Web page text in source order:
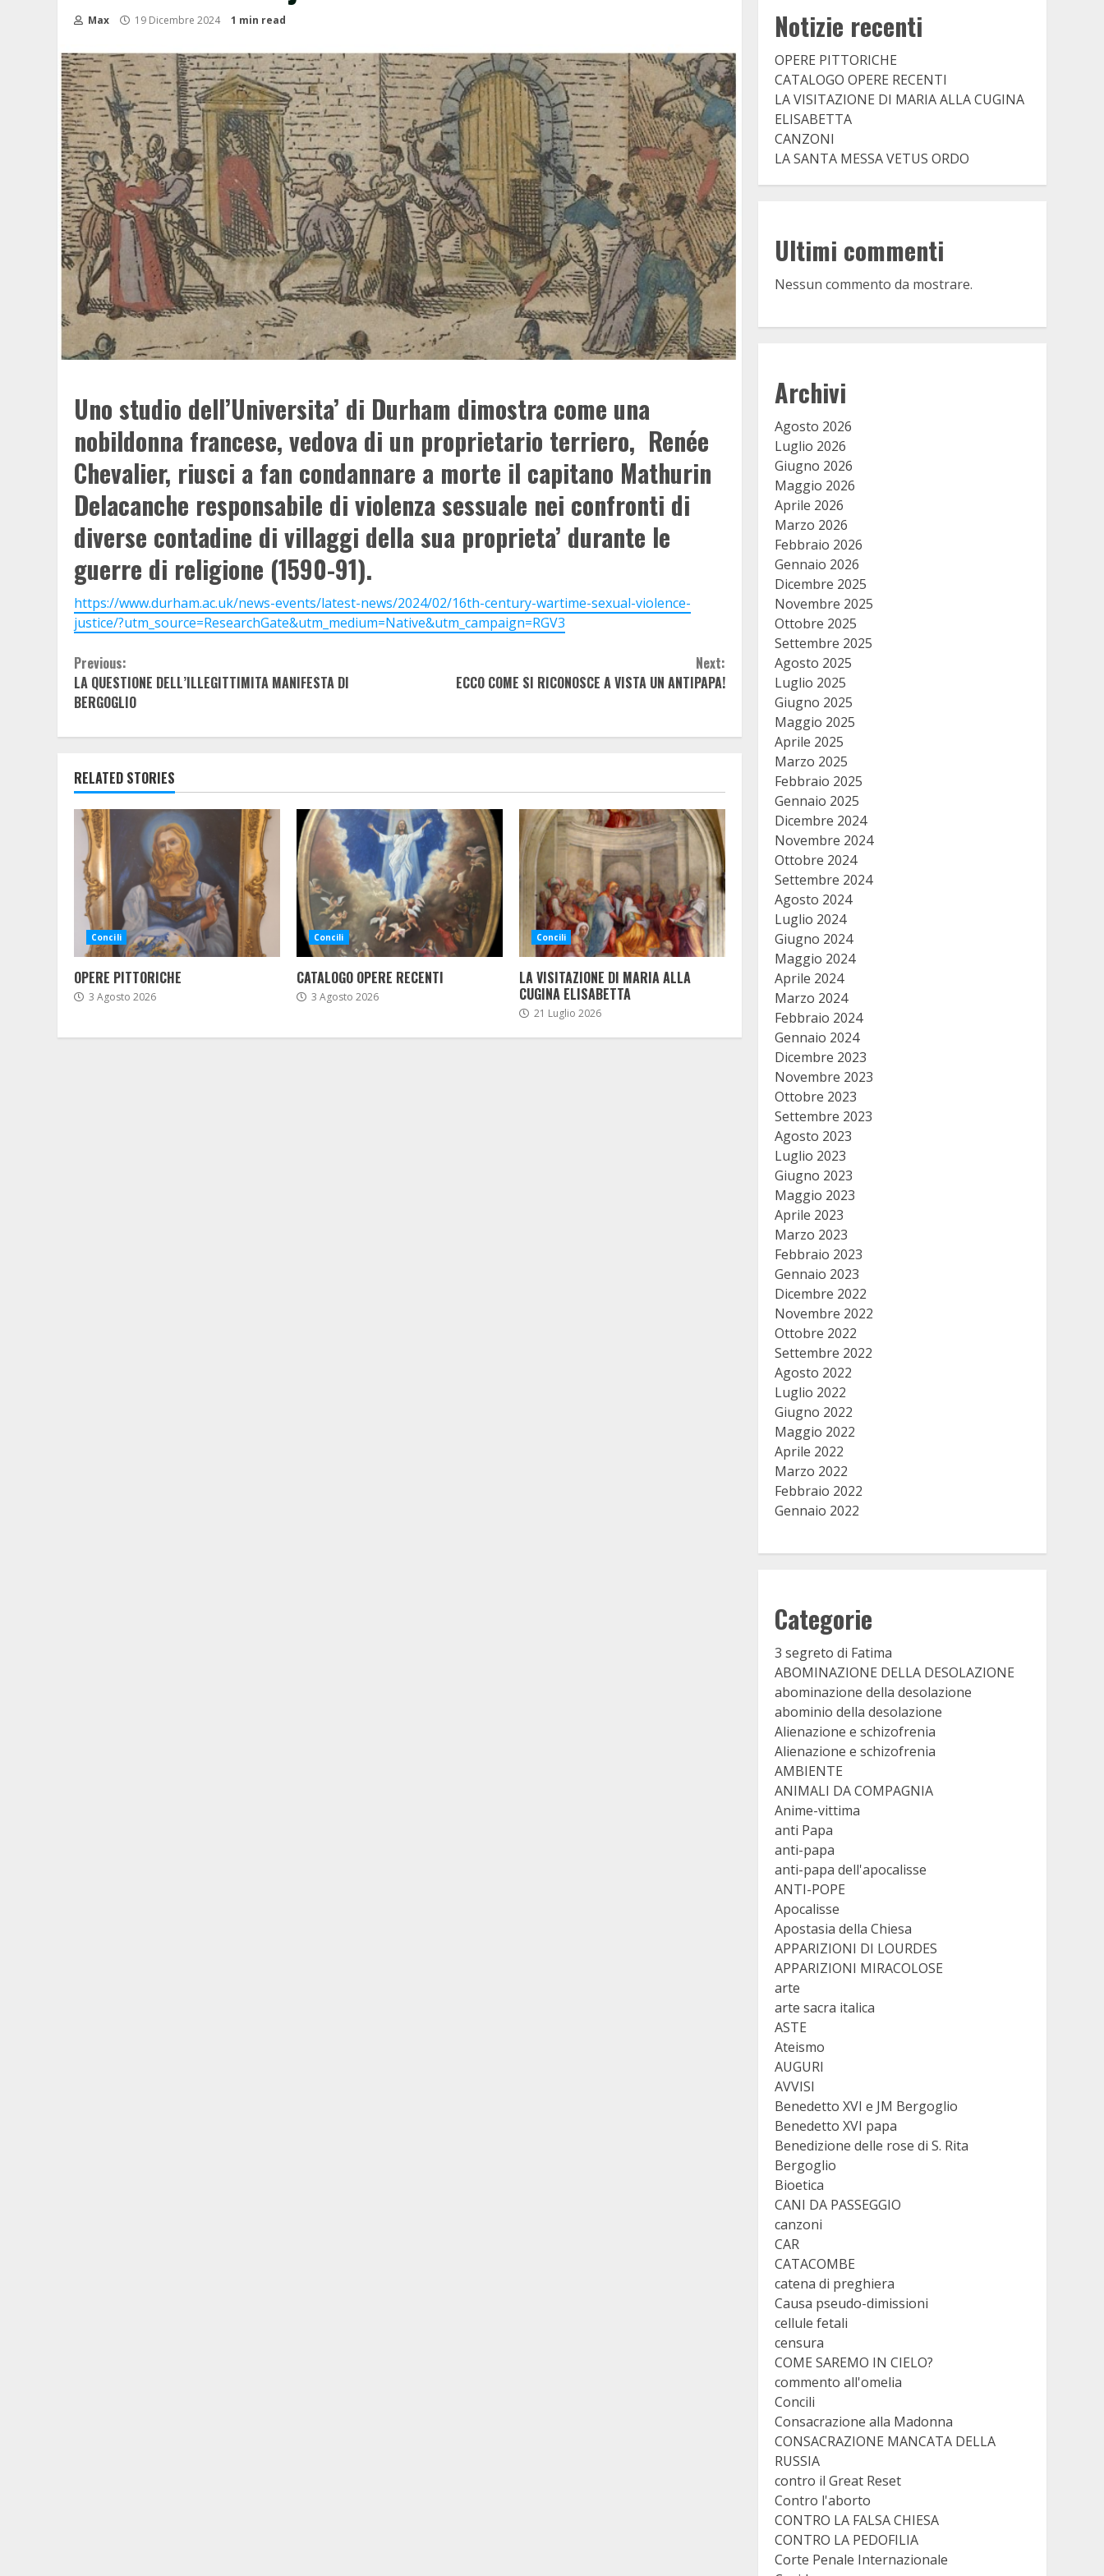
Max 19 Dicembre 2024 1 min read
Uno studio dell’Universita’ di Durham dimostra come una
nobildonna francese, vedova di un proprietario terriero, Renée
Chevalier, riusci a fan condannare a morte il capitano Mathurin
Delacanche responsabile di violenza sessuale nei confronti di
diverse contadine di villaggi della sua proprieta’ durante le
guerre di religione (1590-91).
https://www.durham.ac.uk/news-events/latest-news/2024/02/16th-century-wartime-sexual-violence-
justice/?utm_source=ResearchGate&utm_medium=Native&utm_campaign=RGV3
Continue
Reading
Previous:
LA QUESTIONE DELL’ILLEGITTIMITA MANIFESTA DI
BERGOGLIO
Next:
ECCO COME SI RICONOSCE A VISTA UN ANTIPAPA!
RELATED STORIES
Concili
OPERE PITTORICHE
3 Agosto 2026
Concili
CATALOGO OPERE RECENTI
3 Agosto 2026
Concili
LA VISITAZIONE DI MARIA ALLA
CUGINA ELISABETTA
21 Luglio 2026
Notizie recenti
OPERE PITTORICHE
CATALOGO OPERE RECENTI
LA VISITAZIONE DI MARIA ALLA CUGINA
ELISABETTA
CANZONI
LA SANTA MESSA VETUS ORDO
Ultimi commenti
Nessun commento da mostrare.
Archivi
Agosto 2026
Luglio 2026
Giugno 2026
Maggio 2026
Aprile 2026
Marzo 2026
Febbraio 2026
Gennaio 2026
Dicembre 2025
Novembre 2025
Ottobre 2025
Settembre 2025
Agosto 2025
Luglio 2025
Giugno 2025
Maggio 2025
Aprile 2025
Marzo 2025
Febbraio 2025
Gennaio 2025
Dicembre 2024
Novembre 2024
Ottobre 2024
Settembre 2024
Agosto 2024
Luglio 2024
Giugno 2024
Maggio 2024
Aprile 2024
Marzo 2024
Febbraio 2024
Gennaio 2024
Dicembre 2023
Novembre 2023
Ottobre 2023
Settembre 2023
Agosto 2023
Luglio 2023
Giugno 2023
Maggio 2023
Aprile 2023
Marzo 2023
Febbraio 2023
Gennaio 2023
Dicembre 2022
Novembre 2022
Ottobre 2022
Settembre 2022
Agosto 2022
Luglio 2022
Giugno 2022
Maggio 2022
Aprile 2022
Marzo 2022
Febbraio 2022
Gennaio 2022
Categorie
3 segreto di Fatima
ABOMINAZIONE DELLA DESOLAZIONE
abominazione della desolazione
abominio della desolazione
Alienazione e schizofrenia
Alienazione e schizofrenia
AMBIENTE
ANIMALI DA COMPAGNIA
Anime-vittima
anti Papa
anti-papa
anti-papa dell'apocalisse
ANTI-POPE
Apocalisse
Apostasia della Chiesa
APPARIZIONI DI LOURDES
APPARIZIONI MIRACOLOSE
arte
arte sacra italica
ASTE
Ateismo
AUGURI
AVVISI
Benedetto XVI e JM Bergoglio
Benedetto XVI papa
Benedizione delle rose di S. Rita
Bergoglio
Bioetica
CANI DA PASSEGGIO
canzoni
CAR
CATACOMBE
catena di preghiera
Causa pseudo-dimissioni
cellule fetali
censura
COME SAREMO IN CIELO?
commento all'omelia
Concili
Consacrazione alla Madonna
CONSACRAZIONE MANCATA DELLA
RUSSIA
contro il Great Reset
Contro l'aborto
CONTRO LA FALSA CHIESA
CONTRO LA PEDOFILIA
Corte Penale Internazionale